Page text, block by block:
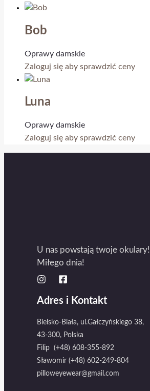
Bob
Oprawy damskie
Zaloguj się aby sprawdzić ceny
Luna
Oprawy damskie
Zaloguj się aby sprawdzić ceny
U nas powstają twoje okulary!
Miłego dnia!
Adres i Kontakt
Bielsko-Biała, ul.Gałczyńskiego 38,
43-300, Polska
Filip (+48) 608-355-892
Sławomir (+48) 602-249-804
pilloweyewear@gmail.com